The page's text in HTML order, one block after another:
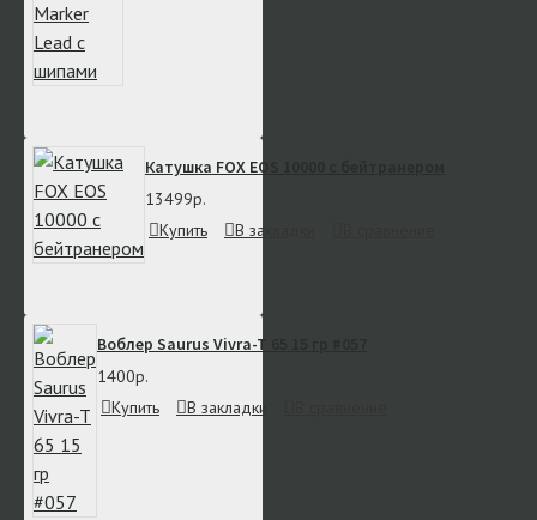
Катушка FOX EOS 10000 с бейтранером
13499р.
Купить
В закладки
Воблер Saurus Vivra-T 65 15 гр #057
1400р.
Купить
В закладки